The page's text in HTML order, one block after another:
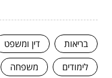
בריאות דין ומשפט
לימודים
משפחה